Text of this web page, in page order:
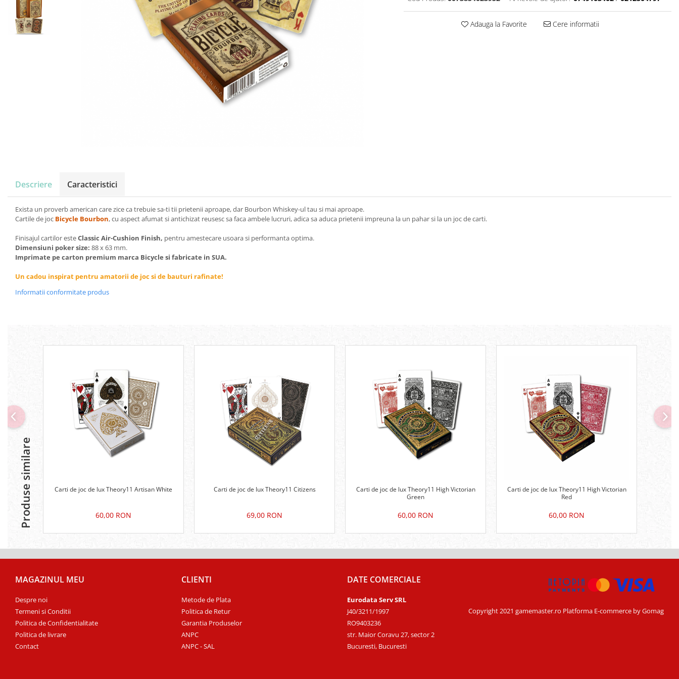
Adauga la Favorite Cere informatii
Descriere Caracteristici
Exista un proverb american care zice ca trebuie sa-ti tii prietenii aproape, dar Bourbon Whiskey-ul tau si mai aproape.
Cartile de joc Bicycle Bourbon, cu aspect afumat si antichizat reusesc sa faca ambele lucruri, adica sa aduca prietenii impreuna la un pahar si la un joc de carti.
Finisajul cartilor esteClassic Air-Cushion Finish, pentru amestecare usoara si performanta optima.
Dimensiuni poker size: 88 x 63 mm.
Imprimate pe carton premium marca Bicycle si fabricate in SUA.
Un cadou inspirat pentru amatorii de joc si de bauturi rafinate!
Informatii conformitate produs
Produse similare Carti de joc de lux Theory11 Artisan White
60,00 RON
Carti de joc de lux Theory11 Citizens
69,00 RON
Carti de joc de lux Theory11 High Victorian
Green
60,00 RON
Carti de joc de lux Theory11 High Victorian
Red
60,00 RON
MAGAZINUL MEU
Despre noi
Termeni si Conditii
Politica de Confidentialitate
Politica de livrare
Contact
CLIENTI
Metode de Plata
Politica de Retur
Garantia Produselor
ANPC
ANPC - SAL
DATE COMERCIALE
Eurodata Serv SRL
J40/3211/1997
RO9403236
str. Maior Coravu 27, sector 2
Bucuresti, Bucuresti
Copyright 2021 gamemaster.ro Platforma E-commerce by Gomag